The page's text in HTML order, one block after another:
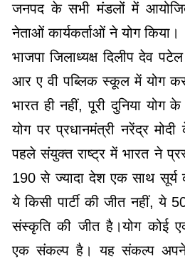
जनपद के सभी मंडलों में
नेताओं कार्यकर्ताओं ने योग किया।
भाजपा जिलाध्यक्ष दिलीप देव
आर ए वी पब्लिक स्कूल में योग
भारत ही नहीं, पूरी दुनिया
योग पर प्रधानमंत्री नरेंद्र
पहले संयुक्त राष्ट्र में भारत ने
190 से ज्यादा देश एक साथ सूर्य
ये किसी पार्टी की जीत नहीं, ये
संस्कृति की जीत है।योग कोई
एक संकल्प है। यह संकल्प